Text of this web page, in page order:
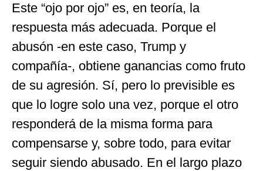
Este “ojo por ojo” es, en teoría, la
respuesta más adecuada. Porque el
abusón -en este caso, Trump y
compañía-, obtiene ganancias como fruto
de su agresión. Sí, pero lo previsible es
que lo logre solo una vez, porque el otro
responderá de la misma forma para
compensarse y, sobre todo, para evitar
seguir siendo abusado. En el largo plazo